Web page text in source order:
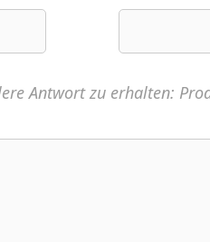
Antwort zu erhalten: